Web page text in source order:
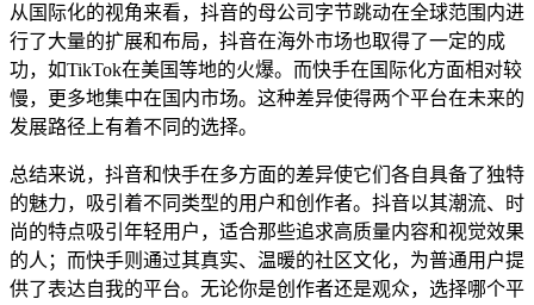
从国际化的视角来看，抖音的母公司字节跳动在全球范围内进
行了大量的扩展和布局，抖音在海外市场也取得了一定的成
功，如TikTok在美国等地的火爆。而快手在国际化方面相对较
慢，更多地集中在国内市场。这种差异使得两个平台在未来的
发展路径上有着不同的选择。
总结来说，抖音和快手在多方面的差异使它们各自具备了独特
的魅力，吸引着不同类型的用户和创作者。抖音以其潮流、时
尚的特点吸引年轻用户，适合那些追求高质量内容和视觉效果
的人；而快手则通过其真实、温暖的社区文化，为普通用户提
供了表达自我的平台。无论你是创作者还是观众，选择哪个平